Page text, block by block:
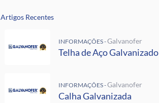
Tubo Metalon em SP
Valor da Telha de Zinco
Telha Galvanizada Preço M2
Telha Zipada
Artigos Recentes
INFORMAÇÕES -Galvanofer
Telha de Aço Galvanizado
INFORMAÇÕES -Galvanofer
Calha Galvanizada